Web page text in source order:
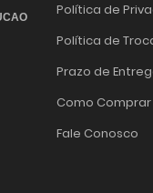
Política de
Política de
Prazo de
Como Comprar
Fale Conosco